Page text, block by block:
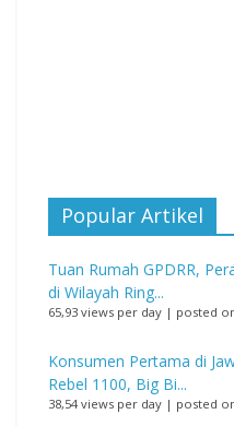
Popular Artikel
Tuan Rumah GPDRR,
di Wilayah Ring...
65,93 views per day | posted
Konsumen Pertama di
Rebel 1100, Big Bi...
38,54 views per day | posted